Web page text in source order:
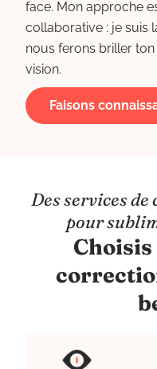
face. Mon approche
collaborative : je suis
nous ferons briller
vision.
Faisons
Des services
pour
Choisis